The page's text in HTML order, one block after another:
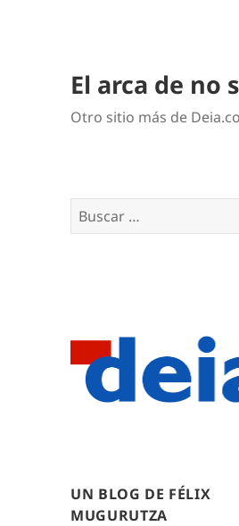
El arca de no
Otro sitio más de
Buscar:
UN BLOG DE FÉLIX
MUGURUTZA